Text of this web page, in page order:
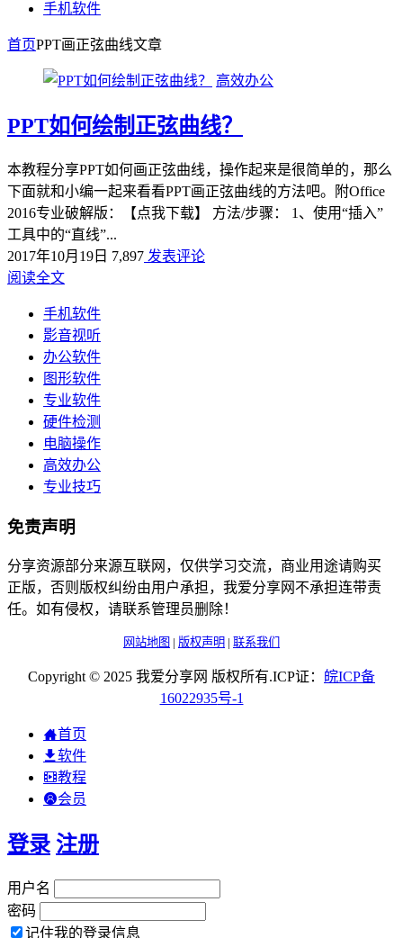
手机软件
首页PPT画正弦曲线文章
高效办公
PPT如何绘制正弦曲线？
本教程分享PPT如何画正弦曲线，操作起来是很简单的，那么
下面就和小编一起来看看PPT画正弦曲线的方法吧。附Office
2016专业破解版：【点我下载】 方法/步骤： 1、使用“插入”
工具中的“直线”...
2017年10月19日 7,897 发表评论
阅读全文
手机软件
影音视听
办公软件
图形软件
专业软件
硬件检测
电脑操作
高效办公
专业技巧
免责声明
分享资源部分来源互联网，仅供学习交流，商业用途请购买
正版，否则版权纠纷由用户承担，我爱分享网不承担连带责
任。如有侵权，请联系管理员删除！
网站地图 | 版权声明 | 联系我们
Copyright © 2025 我爱分享网 版权所有.ICP证： 皖ICP备
16022935号-1
首页
软件
教程
会员
登录 注册
用户名
密码
记住我的登录信息